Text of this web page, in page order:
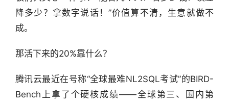
降多少？拿数字说话！”价值算不清，生意就做不
成。
那活下来的20%靠什么？
腾讯云最近在号称“全球最难NL2SQL考试”的BIRD-
Bench上拿了个硬核成绩——全球第三、国内第